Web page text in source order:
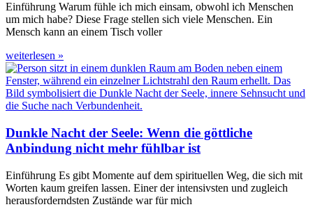
Einführung Warum fühle ich mich einsam, obwohl ich Menschen
um mich habe? Diese Frage stellen sich viele Menschen. Ein
Mensch kann an einem Tisch voller
weiterlesen »
Dunkle Nacht der Seele: Wenn die göttliche
Anbindung nicht mehr fühlbar ist
Einführung Es gibt Momente auf dem spirituellen Weg, die sich mit
Worten kaum greifen lassen. Einer der intensivsten und zugleich
herausforderndsten Zustände war für mich